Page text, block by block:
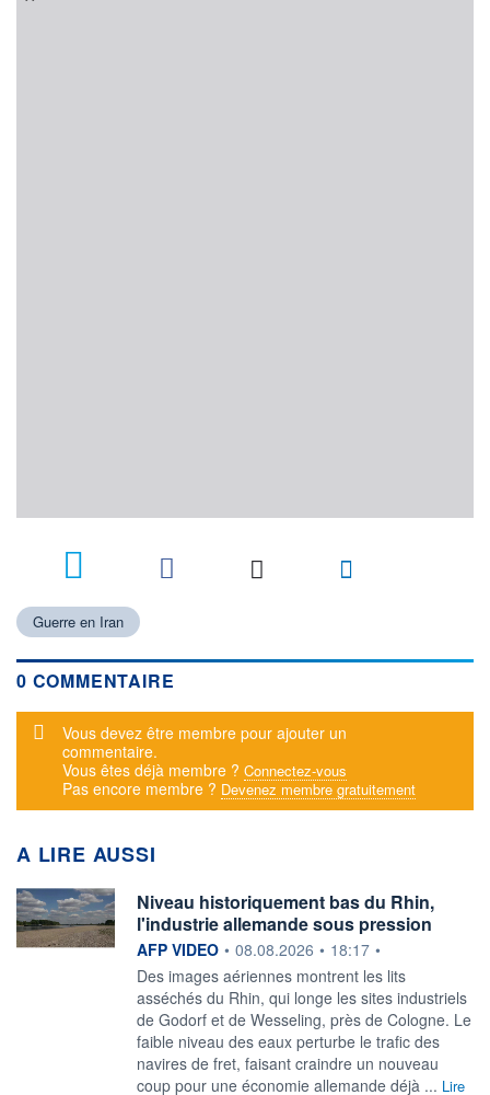
Guerre en Iran
0 COMMENTAIRE
Message d'alerte
Vous devez être membre pour ajouter un
commentaire.
Vous êtes déjà membre ? Connectez-vous
Pas encore membre ? Devenez membre gratuitement
A LIRE AUSSI
Niveau historiquement bas du Rhin,
l'industrie allemande sous pression
information fournie par
AFP VIDEO • 08.08.2026 • 18:17 •
Des images aériennes montrent les lits
asséchés du Rhin, qui longe les sites industriels
de Godorf et de Wesseling, près de Cologne. Le
faible niveau des eaux perturbe le trafic des
navires de fret, faisant craindre un nouveau
coup pour une économie allemande déjà ... Lire